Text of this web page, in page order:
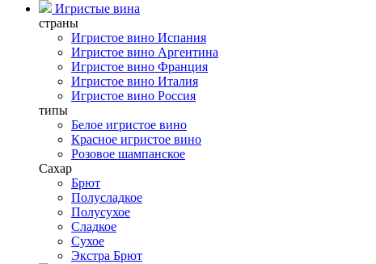
Игристые вина
страны
Игристое вино Испания
Игристое вино Аргентина
Игристое вино Франция
Игристое вино Италия
Игристое вино Россия
типы
Белое игристое вино
Красное игристое вино
Розовое шампанское
Сахар
Брют
Полусладкое
Полусухое
Сладкое
Сухое
Экстра Брют